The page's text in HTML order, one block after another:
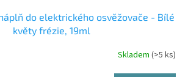
do elektrického osvěžovače - Bílé
květy frézie, 19ml
Skladem (>5 ks)